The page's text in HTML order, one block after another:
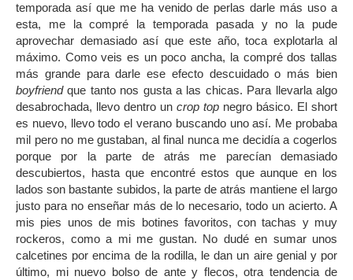
temporada así que me ha venido de perlas darle más uso a
esta, me la compré la temporada pasada y no la pude
aprovechar demasiado así que este año, toca explotarla al
máximo. Como veis es un poco ancha, la compré dos tallas
más grande para darle ese efecto descuidado o más bien
boyfriendque tanto nos gusta a las chicas. Para llevarla algo
desabrochada, llevo dentro un crop top negro básico. El short
es nuevo, llevo todo el verano buscando uno así. Me probaba
mil pero no me gustaban, al final nunca me decidía a cogerlos
porque por la parte de atrás me parecían demasiado
descubiertos, hasta que encontré estos que aunque en los
lados son bastante subidos, la parte de atrás mantiene el largo
justo para no enseñar más de lo necesario, todo un acierto. A
mis pies unos de mis botines favoritos, con tachas y muy
rockeros, como a mi me gustan. No dudé en sumar unos
calcetines por encima de la rodilla, le dan un aire genial y por
último, mi nuevo bolso de ante y flecos, otra tendencia de